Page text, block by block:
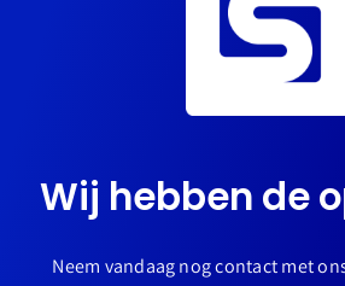
Wij hebben de
Neem vandaag nog contact met